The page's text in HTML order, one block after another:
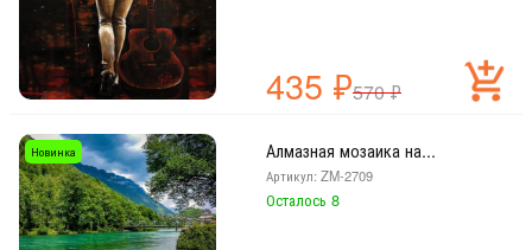
435 ₽570₽
Новинка Алмазная мозаика на...
Артикул: ZM-2709
Осталось 8